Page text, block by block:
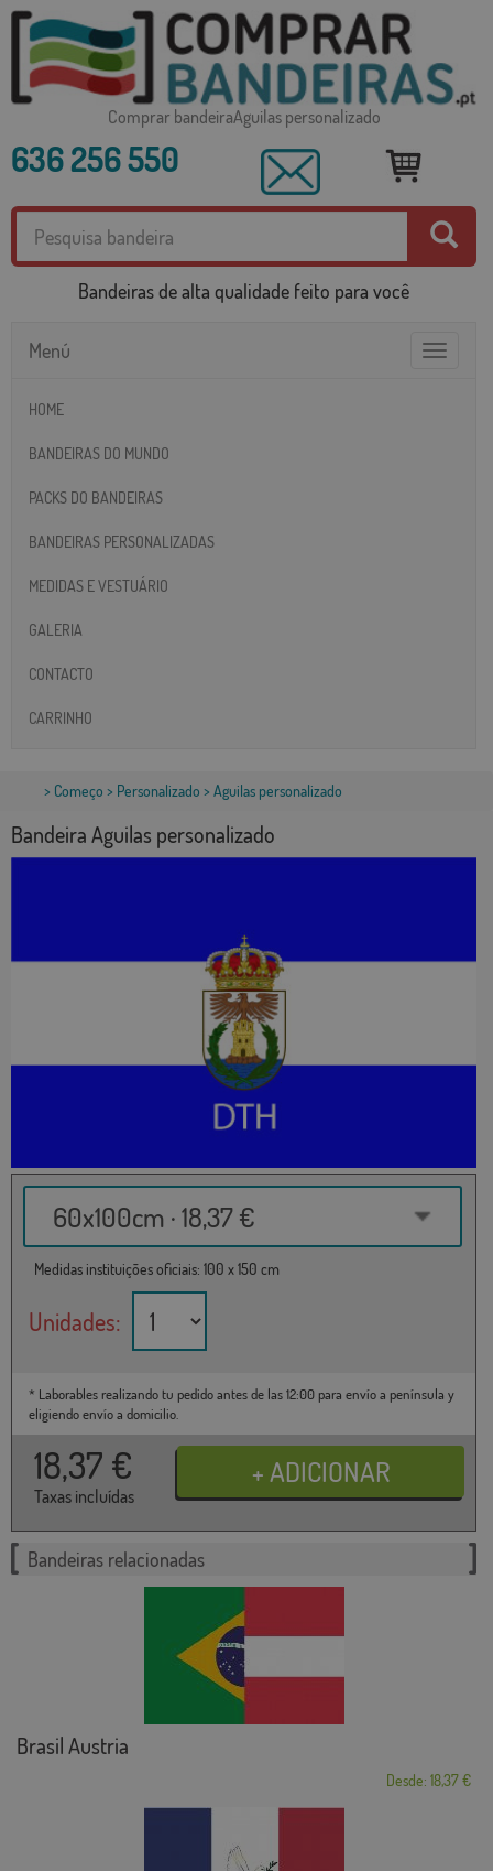
Comprar bandeiraAguilas personalizado
636 256 550
Bandeiras de alta qualidade feito para você
Toggle
Menú
HOME
BANDEIRAS DO MUNDO
PACKS DO BANDEIRAS
BANDEIRAS PERSONALIZADAS
MEDIDAS E VESTUÁRIO
GALERIA
CONTACTO
CARRINHO
> Começo > Personalizado > Aguilas personalizado
Bandeira Aguilas personalizado
60x100cm · 18,37 €
Medidas instituições oficiais: 100 x 150 cm
Unidades:
* Laborables realizando tu pedido antes de las 12:00 para envío a península y
eligiendo envío a domicilio.
18,37 €
Taxas incluídas
Bandeiras relacionadas
Brasil Austria
Desde: 18,37 €